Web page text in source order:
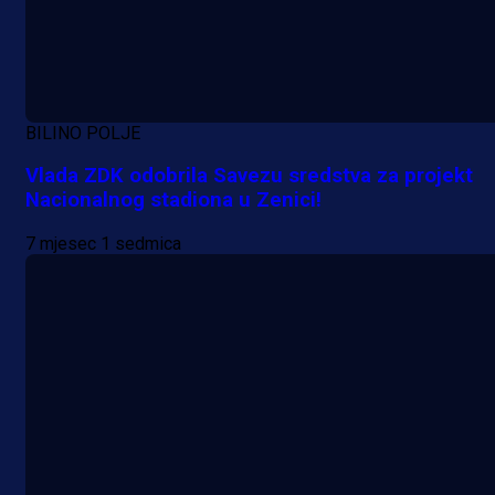
BILINO POLJE
Vlada ZDK odobrila Savezu sredstva za projekt
Nacionalnog stadiona u Zenici!
7 mjesec 1 sedmica